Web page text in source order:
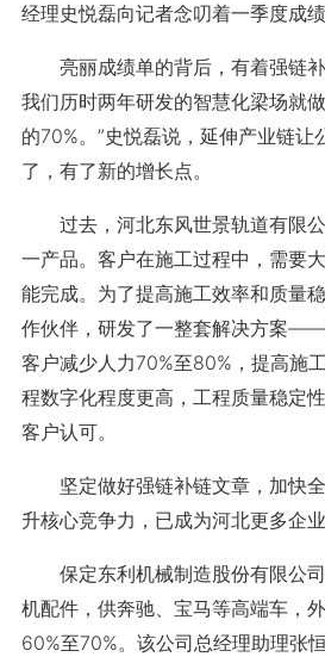
经理史悦磊向记者念叨着一季度成绩
亮丽成绩单的背后，有着强链补
我们历时两年研发的智慧化梁场就
的70%。”史悦磊说，延伸产业链让
了，有了新的增长点。
过去，河北东风世景轨道有限公
一产品。客户在施工过程中，需要
能完成。为了提高施工效率和质量
作伙伴，研发了一整套解决方案
客户减少人力70%至80%，提高施
程数字化程度更高，工程质量稳定
客户认可。
坚定做好强链补链文章，加快全
升核心竞争力，已成为河北更多企业
保定东利机械制造股份有限公司
机配件，供奔驰、宝马等高端车，
60%至70%。该公司总经理助理张